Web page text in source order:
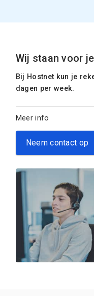
Wij staan voor
Bij Hostnet kun je
dagen per week.
Meer info
Neem contact op